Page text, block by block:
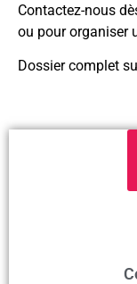
Contactez-nous
ou pour organiser
Dossier complet